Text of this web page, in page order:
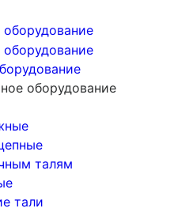
оборудование
талям
тали